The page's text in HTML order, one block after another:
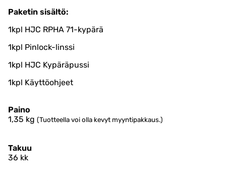
Paketin sisältö:
1kpl HJC RPHA 71-kypärä
1kpl Pinlock-linssi
1kpl HJC Kypäräpussi
1kpl Käyttöohjeet
Paino
1,35 kg (Tuotteella voi olla kevyt myyntipakkaus.)
Takuu
36 kk